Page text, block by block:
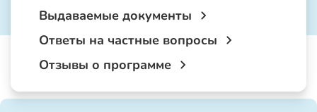
Выдаваемые документы
Ответы на частные вопросы
Отзывы о программе